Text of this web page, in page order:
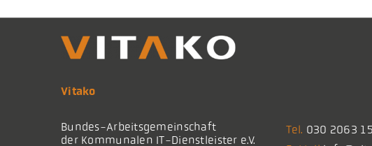
Vitako
Bundes-Arbeitsgemeinschaft
der Kommunalen IT-Dienstleister e.V.
Tel. 030 2063